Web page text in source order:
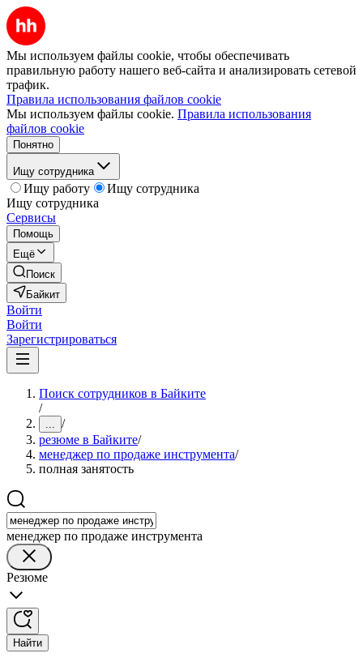
Мы используем файлы cookie, чтобы обеспечивать
правильную работу нашего веб-сайта и анализировать сетевой
трафик.
Правила использования файлов cookie
Мы используем файлы cookie. Правила использования
файлов cookie
Понятно
Ищу сотрудника
Ищу работу
Ищу сотрудника
Ищу сотрудника
Сервисы
Помощь
Ещё
Поиск
Байкит
Войти
Войти
Зарегистрироваться
Поиск сотрудников в Байките
/
... /
резюме в Байките/
менеджер по продаже инструмента/
полная занятость
менеджер по продаже инструмента
Резюме
Найти